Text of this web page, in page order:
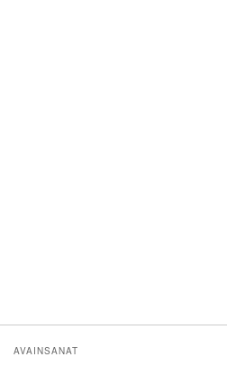
AVAINSANAT